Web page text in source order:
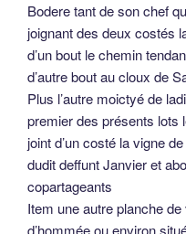
Bodere tant de son chef
joignant des deux costés
d’un bout le chemin
d’autre bout au cloux de
Plus l’autre moictyé de
premier des présents lots
joint d’un costé la vigne
dudit deffunt Janvier et
copartageants
Item une autre planche